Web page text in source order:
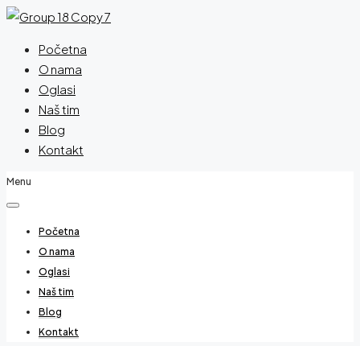
Početna
O nama
Oglasi
Naš tim
Blog
Kontakt
Menu
Početna
O nama
Oglasi
Naš tim
Blog
Kontakt